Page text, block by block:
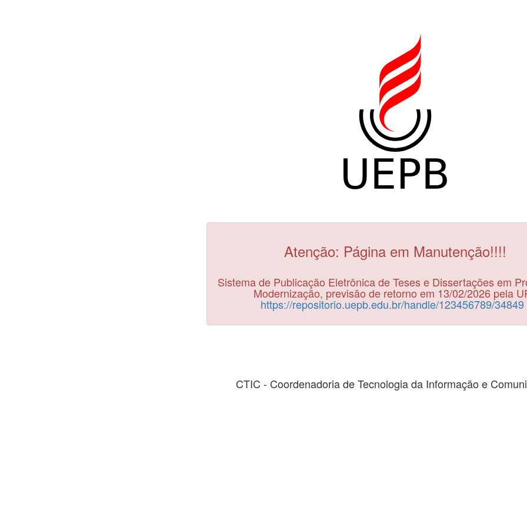
Atenção: Página em Manutenção!!!!
Sistema de Publicação Eletrônica de Teses e Dissertações em
Modernização, previsão de retorno em 13/02/2026 pela
https://repositorio.uepb.edu.br/handle/123456789/34849
CTIC - Coordenadoria de Tecnologia da Informação e